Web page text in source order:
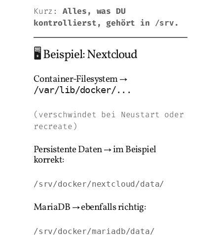
Kurz: Alles, was DU
kontrollierst, gehört in
/srv .
🖥 Beispiel: Nextcloud
Container-Filesystem →
/var/lib/docker/...
(verschwindet bei Neustart oder
recreate)
Persistente Daten → im Beispiel
korrekt:
MariaDB → ebenfalls richtig: